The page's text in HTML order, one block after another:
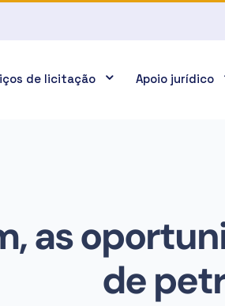
de licitação Apoio jurídico
as
de